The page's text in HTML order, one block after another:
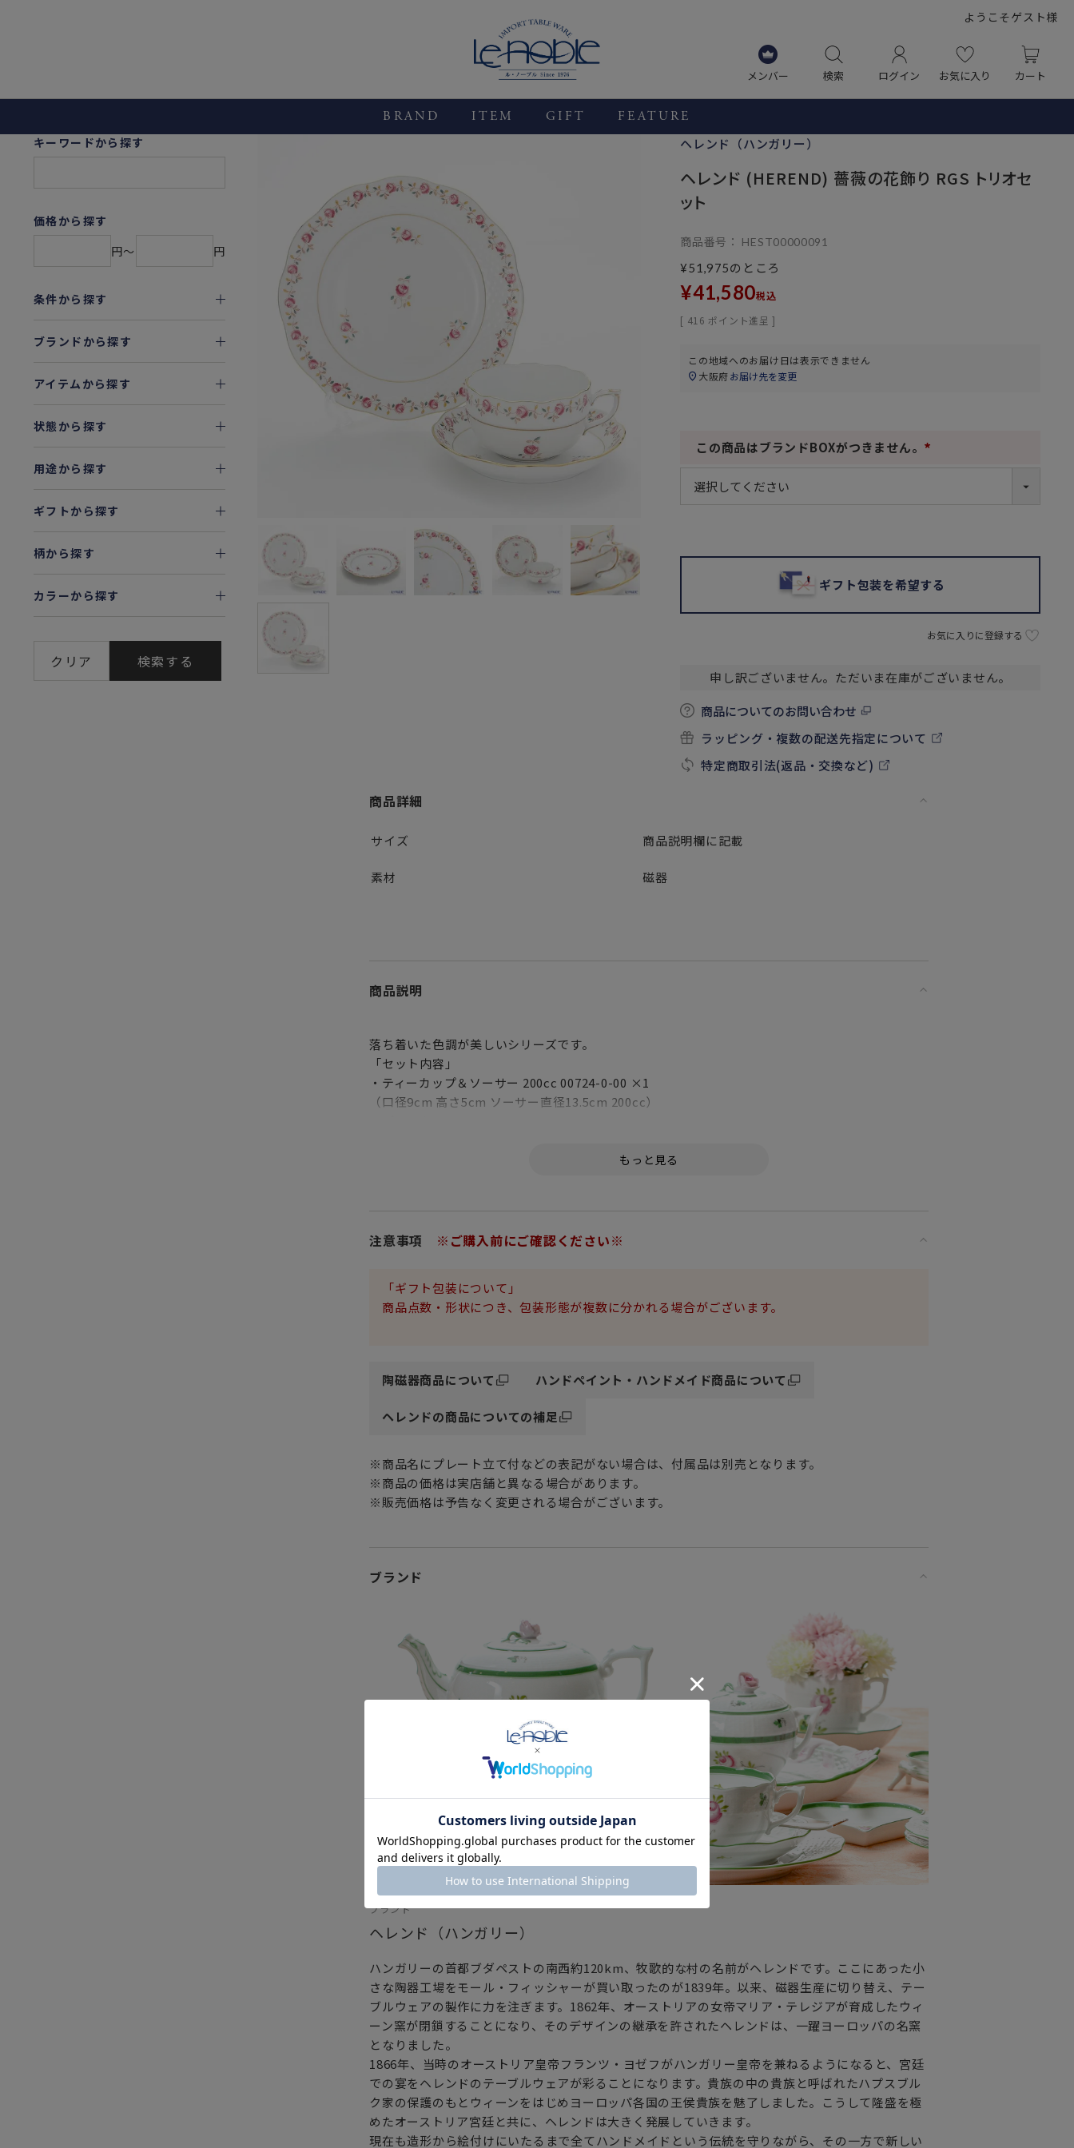
ようこそゲスト様
メンバー 検索 ログイン お気に入り カート
BRAND ITEM GIFT FEATURE
キーワードから探す
価格から探す
円〜
円
条件から探す
ブランドから探す
アイテムから探す
状態から探す
用途から探す
ギフトから探す
柄から探す
カラーから探す
クリア 検索する
ヘレンド（ハンガリー）
ヘレンド (HEREND) 薔薇の花飾り RGS トリオセ
ット
商品番号 HEST00000091
¥51,975のところ
¥41,580税込
[ 416 ポイント進呈 ]
この地域へのお届け日は表示できません
大阪府お届け先を変更
この商品はブランドBOXがつきません。
ギフト包装を希望する
お気に入りに登録する
申し訳ございません。ただいま在庫がございません。
商品についてのお問い合わせ
ラッピング・複数の配送先指定について
特定商取引法(返品・交換など)
商品詳細
サイズ 商品説明欄に記載
素材 磁器
商品説明
落ち着いた色調が美しいシリーズです。
「セット内容」
・ティーカップ＆ソーサー 200cc 00724-0-00 ×1
（口径9cm 高さ5cm ソーサー直径13.5cm 200cc）
注意事項 ※ご購入前にご確認ください※
「ギフト包装について」
商品点数・形状につき、包装形態が複数に分かれる場合がございます。
陶磁器商品について ハンドペイント・ハンドメイド商品について
ヘレンドの商品についての補足
※商品名にプレート立て付などの表記がない場合は、付属品は別売となります。
※商品の価格は実店舗と異なる場合があります。
※販売価格は予告なく変更される場合がございます。
ブランド
ブランド
ヘレンド（ハンガリー）
ハンガリーの首都ブダペストの南西約120km、牧歌的な村の名前がヘレンドです。ここにあった小
さな陶器工場をモール・フィッシャーが買い取ったのが1839年。以来、磁器生産に切り替え、テー
ブルウェアの製作に力を注ぎます。1862年、オーストリアの女帝マリア・テレジアが育成したウィ
ーン窯が閉鎖することになり、そのデザインの継承を許されたヘレンドは、一躍ヨーロッパの名窯
となりました。
1866年、当時のオーストリア皇帝フランツ・ヨゼフがハンガリー皇帝を兼ねるようになると、宮廷
での宴をヘレンドのテーブルウェアが彩ることになります。貴族の中の貴族と呼ばれたハプスブル
ク家の保護のもとウィーンをはじめヨーロッパ各国の王侯貴族を魅了しました。こうして隆盛を極
めたオーストリア宮廷と共に、ヘレンドは大きく発展していきます。
現在も造形から絵付けにいたるまで全てハンドメイドという伝統を守りながら、その一方で新しい